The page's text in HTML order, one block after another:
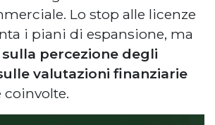
Lo stop alle licenze
i piani di espansione, ma
percezione degli
valutazioni finanziarie